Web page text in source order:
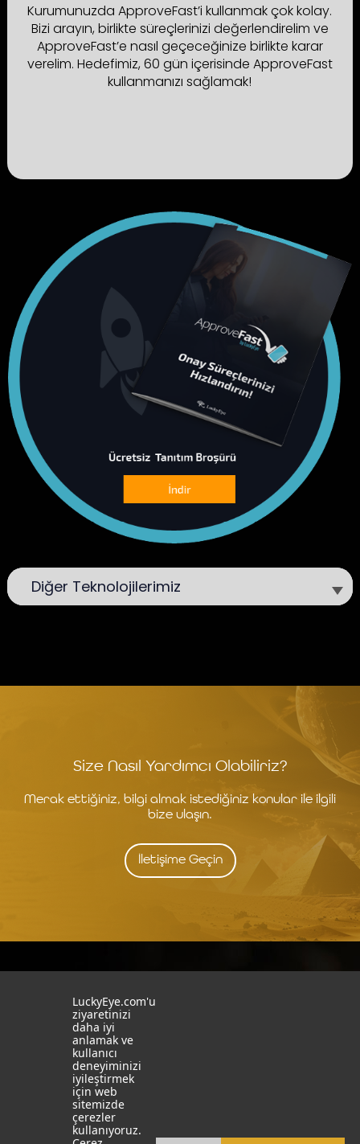
Kurumunuzda ApproveFast’i kullanmak çok kolay.
Bizi arayın, birlikte süreçlerinizi değerlendirelim ve
ApproveFast’e nasıl geçeceğinize birlikte karar
verelim. Hedefimiz, 60 gün içerisinde ApproveFast
kullanmanızı sağlamak!
Diğer Teknolojilerimiz
Size Nasıl Yardımcı Olabiliriz?
Merak ettiğiniz, bilgi almak istediğiniz konular ile ilgili
bize ulaşın.
İletişime Geçin
19 Mayıs Mah. Turaboğlu Sok.
Hamdiye Yazgan İş Merkezi
Kozyatağı, Kadıköy, İstanbul
T: +90 216 355 03 19
Sosyal Medya
LuckyEye.com'u
ziyaretinizi
daha iyi
anlamak ve
kullanıcı
deneyiminizi
iyileştirmek
için web
sitemizde
çerezler
kullanıyoruz.